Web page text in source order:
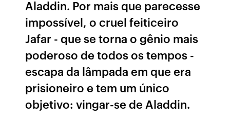
Aladdin. Por mais que parecesse
impossível, o cruel feiticeiro
Jafar - que se torna o gênio mais
poderoso de todos os tempos -
escapa da lâmpada em que era
prisioneiro e tem um único
objetivo: vingar-se de Aladdin.